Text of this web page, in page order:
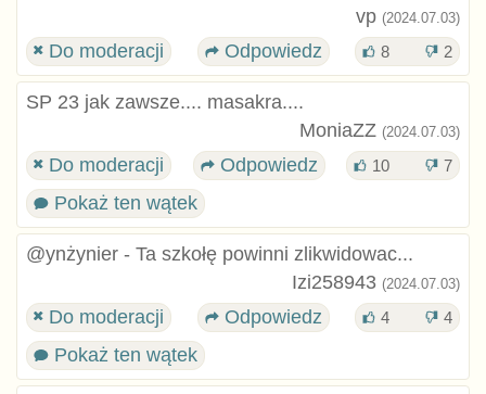
vp (2024.07.03)
Do moderacji Odpowiedz 8 2
SP 23 jak zawsze.... masakra....
MoniaZZ (2024.07.03)
Do moderacji Odpowiedz 10 7
Pokaż ten wątek
@ynżynier - Ta szkołę powinni zlikwidowac...
Izi258943 (2024.07.03)
Do moderacji Odpowiedz 4 4
Pokaż ten wątek